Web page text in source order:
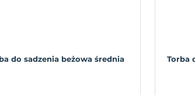
do sadzenia beżowa średnia Torba